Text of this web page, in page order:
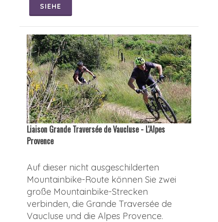
SIEHE
Liaison Grande Traversée de Vaucluse - L'Alpes
Provence
Auf dieser nicht ausgeschilderten
Mountainbike-Route können Sie zwei
große Mountainbike-Strecken
verbinden, die Grande Traversée de
Vaucluse und die Alpes Provence.